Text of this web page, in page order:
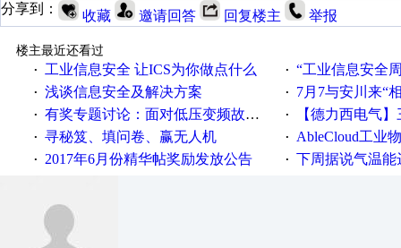
分享到：
收藏 邀请回答 回复楼主 举报
楼主最近还看过
·
工业信息安全 让ICS为你做点什么 · “工业信息安全周之我见”
· 浅谈信息安全及解决方案 · 7月7与安川来“
· 有奖专题讨论：面对低压变频故障，老手是这样解决的！ · 【德力西电气】三
· 寻秘笈、填问卷、赢无人机 · AbleCloud工业物联
· 2017年6月份精华帖奖励发放公告 · 下周据说气温能